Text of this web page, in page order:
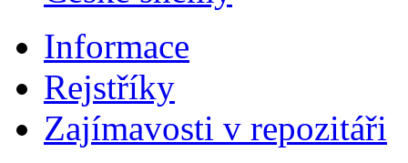
Informace
Rejstříky
Zajímavosti v repozitáři